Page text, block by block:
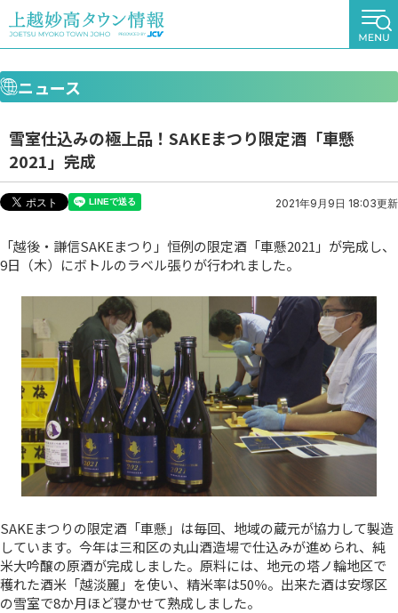
ニュース
雪室仕込みの極上品！SAKEまつり限定酒「車懸
2021」完成
2021年9月9日 18:03更新
「越後・謙信SAKEまつり」恒例の限定酒「車懸2021」が完成し、
9日（木）にボトルのラベル張りが行われました。
SAKEまつりの限定酒「車懸」は毎回、地域の蔵元が協力して製造
しています。今年は三和区の丸山酒造場で仕込みが進められ、純
米大吟醸の原酒が完成しました。原料には、地元の塔ノ輪地区で
穫れた酒米「越淡麗」を使い、精米率は50％。出来た酒は安塚区
の雪室で8か月ほど寝かせて熟成しました。